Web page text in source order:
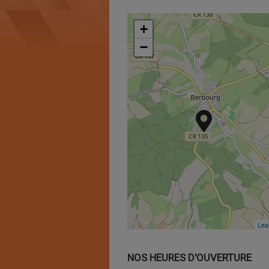
+
−
+
−
NOS HEURES D'OUVERTURE